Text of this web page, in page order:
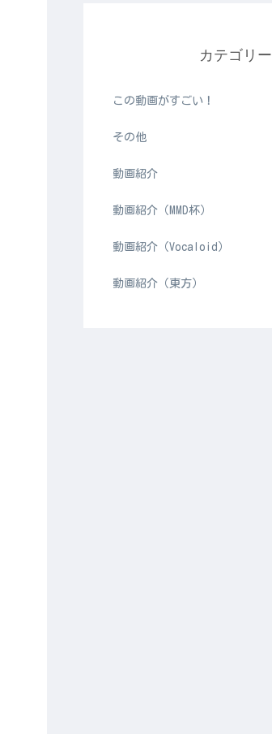
カテゴリー
この動画がすごい！
その他
動画紹介
動画紹介（MMD杯）
動画紹介（Vocaloid）
動画紹介（東方）